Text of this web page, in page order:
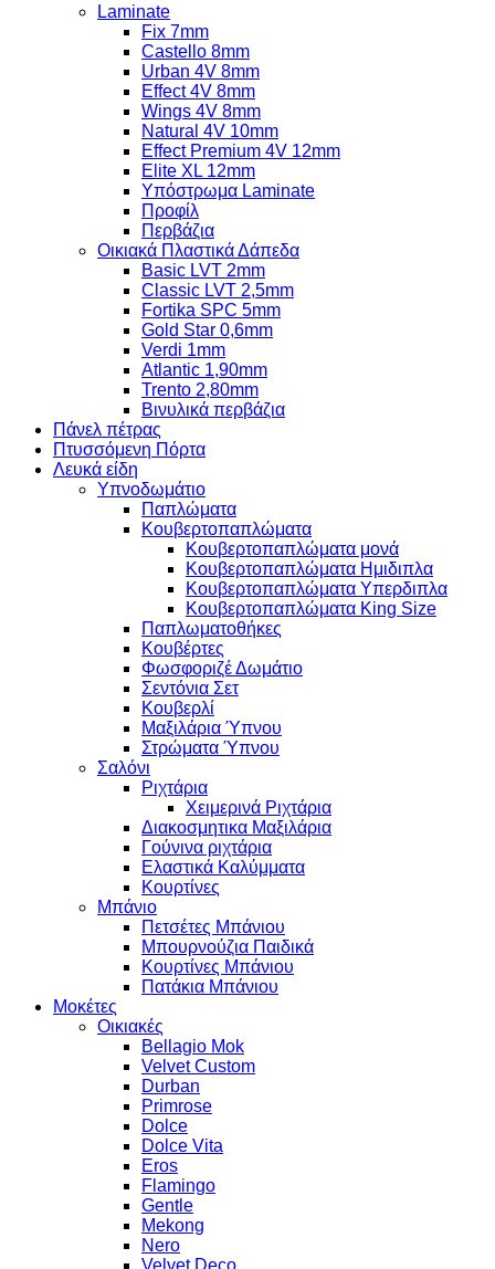
Laminate
Fix 7mm
Castello 8mm
Urban 4V 8mm
Effect 4V 8mm
Wings 4V 8mm
Natural 4V 10mm
Effect Premium 4V 12mm
Elite XL 12mm
Υπόστρωμα Laminate
Προφίλ
Περβάζια
Οικιακά Πλαστικά Δάπεδα
Basic LVT 2mm
Classic LVT 2,5mm
Fortika SPC 5mm
Gold Star 0,6mm
Verdi 1mm
Atlantic 1,90mm
Trento 2,80mm
Βινυλικά περβάζια
Πάνελ πέτρας
Πτυσσόμενη Πόρτα
Λευκά είδη
Υπνοδωμάτιο
Παπλώματα
Κουβερτοπαπλώματα
Κουβερτοπαπλώματα μονά
Κουβερτοπαπλώματα Ημιδιπλα
Κουβερτοπαπλώματα Υπερδιπλα
Κουβερτοπαπλώματα King Size
Παπλωματοθήκες
Κουβέρτες
Φωσφοριζέ Δωμάτιο
Σεντόνια Σετ
Κουβερλί
Μαξιλάρια Ύπνου
Στρώματα Ύπνου
Σαλόνι
Ριχτάρια
Χειμερινά Ριχτάρια
Διακοσμητικα Μαξιλάρια
Γούνινα ριχτάρια
Ελαστικά Καλύμματα
Κουρτίνες
Μπάνιο
Πετσέτες Μπάνιου
Μπουρνούζια Παιδικά
Κουρτίνες Μπάνιου
Πατάκια Μπάνιου
Μοκέτες
Οικιακές
Bellagio Mok
Velvet Custom
Durban
Primrose
Dolce
Dolce Vita
Eros
Flamingo
Gentle
Mekong
Nero
Velvet Deco